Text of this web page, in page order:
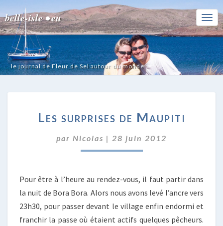
belle-isle • eu
le journal de Fleur de Sel autour du monde
SURPRISES
MAUPITI
Les surprises de Maupiti
par Nicolas | 28 juin 2012
Pour être à l’heure au rendez-vous, il faut partir dans
la nuit de Bora Bora. Alors nous avons levé l’ancre vers
23h30, pour passer devant le village enfin endormi et
franchir la passe où étaient actifs quelques pêcheurs.